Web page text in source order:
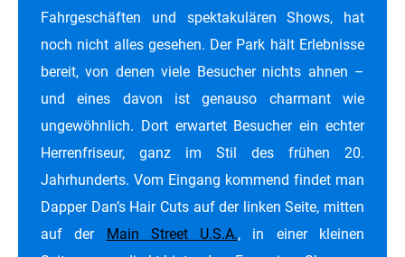
Fahrgeschäften und spektakulären Shows, hat
noch nicht alles gesehen. Der Park hält Erlebnisse
bereit, von denen viele Besucher nichts ahnen –
und eines davon ist genauso charmant wie
ungewöhnlich. Dort erwartet Besucher ein echter
Herrenfriseur, ganz im Stil des frühen 20.
Jahrhunderts. Vom Eingang kommend findet man
Dapper Dan’s Hair Cuts auf der linken Seite, mitten
auf der
Main Street U.S.A., in einer kleinen